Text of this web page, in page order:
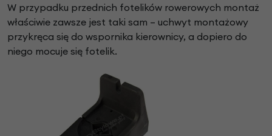
W przypadku przednich fotelików rowerowych montaż
właściwie zawsze jest taki sam – uchwyt montażowy
przykręca się do wspornika kierownicy, a dopiero do
niego mocuje się fotelik.